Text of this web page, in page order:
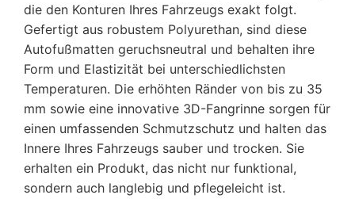
die den Konturen Ihres Fahrzeugs exakt folgt.
Gefertigt aus robustem Polyurethan, sind diese
Autofußmatten geruchsneutral und behalten ihre
Form und Elastizität bei unterschiedlichsten
Temperaturen. Die erhöhten Ränder von bis zu 35
mm sowie eine innovative 3D-Fangrinne sorgen für
einen umfassenden Schmutzschutz und halten das
Innere Ihres Fahrzeugs sauber und trocken. Sie
erhalten ein Produkt, das nicht nur funktional,
sondern auch langlebig und pflegeleicht ist.